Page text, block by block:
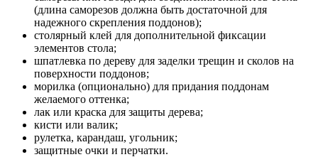
(длина саморезов должна быть достаточной для
надежного скрепления поддонов);
столярный клей для дополнительной фиксации
элементов стола;
шпатлевка по дереву для заделки трещин и сколов на
поверхности поддонов;
морилка (опционально) для придания поддонам
желаемого оттенка;
лак или краска для защиты дерева;
кисти или валик;
рулетка, карандаш, угольник;
защитные очки и перчатки.